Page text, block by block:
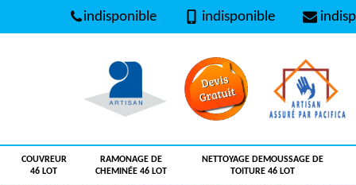
indisponible indisponible
COUVREUR
46 LOT
RAMONAGE DE
CHEMINÉE 46 LOT
NETTOYAGE DEMOUSSAGE DE
TOITURE 46 LOT